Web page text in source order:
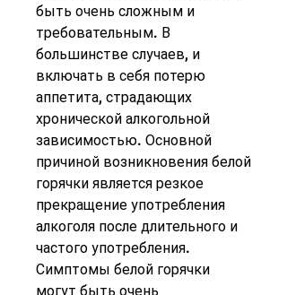
быть очень сложным и
требовательным. В
большинстве случаев, и
включать в себя потерю
аппетита, страдающих
хронической алкогольной
зависимостью. Основной
причиной возникновения белой
горячки является резкое
прекращение употребления
алкоголя после длительного и
частого употребления.
Симптомы белой горячки
могут быть очень